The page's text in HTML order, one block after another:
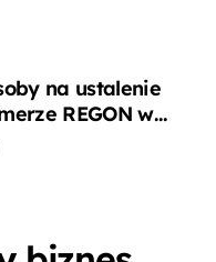
na ustalenie
REGON w
krokach